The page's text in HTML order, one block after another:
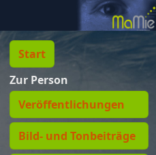
Start
Zur Person
Veröffentlichungen
Bild- und Tonbeiträge